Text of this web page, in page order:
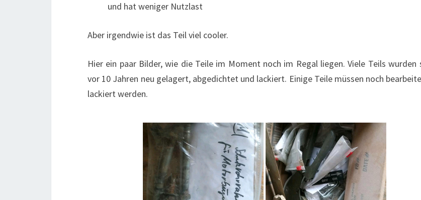
und hat weniger Nutzlast
Aber irgendwie ist das Teil viel cooler.
Hier ein paar Bilder, wie die Teile im Moment noch im Regal liegen. Viele Teils wurden
vor 10 Jahren neu gelagert, abgedichtet und lackiert. Einige Teile müssen noch
lackiert werden.